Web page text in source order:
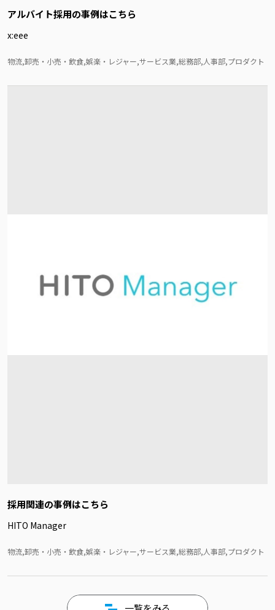
アルバイト採用の事例はこちら
x:eee
物流,卸売・小売・飲食,娯楽・レジャー,サービス業,総務部,人事部,プロダクト
採用関連の事例はこちら
HITO Manager
物流,卸売・小売・飲食,娯楽・レジャー,サービス業,総務部,人事部,プロダクト